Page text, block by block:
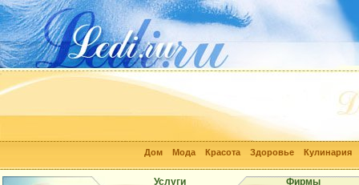
Дом Мода Красота Здоровье Кулинария
Услуги Фирмы